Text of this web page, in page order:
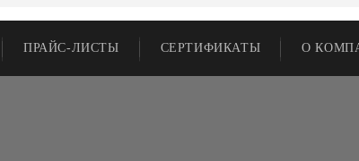
ПРАЙС-ЛИСТЫ СЕРТИФИКАТЫ О